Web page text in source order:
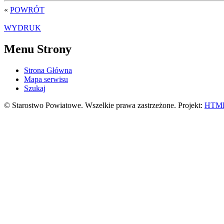
« POWRÓT
WYDRUK
Menu Strony
Strona Główna
Mapa serwisu
Szukaj
© Starostwo Powiatowe. Wszelkie prawa zastrzeżone. Projekt: